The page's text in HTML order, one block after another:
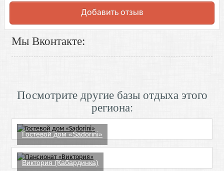
Добавить отзыв
Мы Вконтакте:
Посмотрите другие базы отдыха этого
региона:
Гостевой дом «Sadorini»
Виктория (Кабардинка)